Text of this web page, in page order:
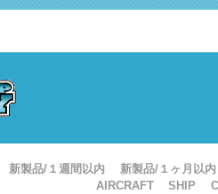
新製品/１週間以内
新製品/１ヶ月以内
AIRCRAFT
SHIP